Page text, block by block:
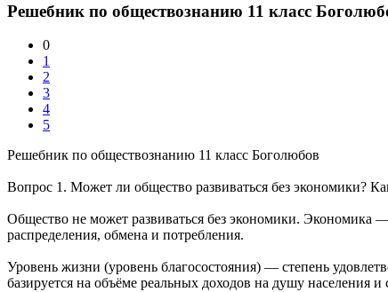
Решебник по обществознанию 11 класс
0
1
2
3
4
5
Решебник по обществознанию 11 класс Боголюбов
Вопрос 1. Может ли общество развиваться без экономики?
Общество не может развиваться без экономики. Экономика
распределения, обмена и потребления.
Уровень жизни (уровень благосостояния) — степень
базируется на объёме реальных доходов на душу населения